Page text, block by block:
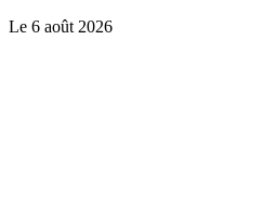
Le 6 août 2026